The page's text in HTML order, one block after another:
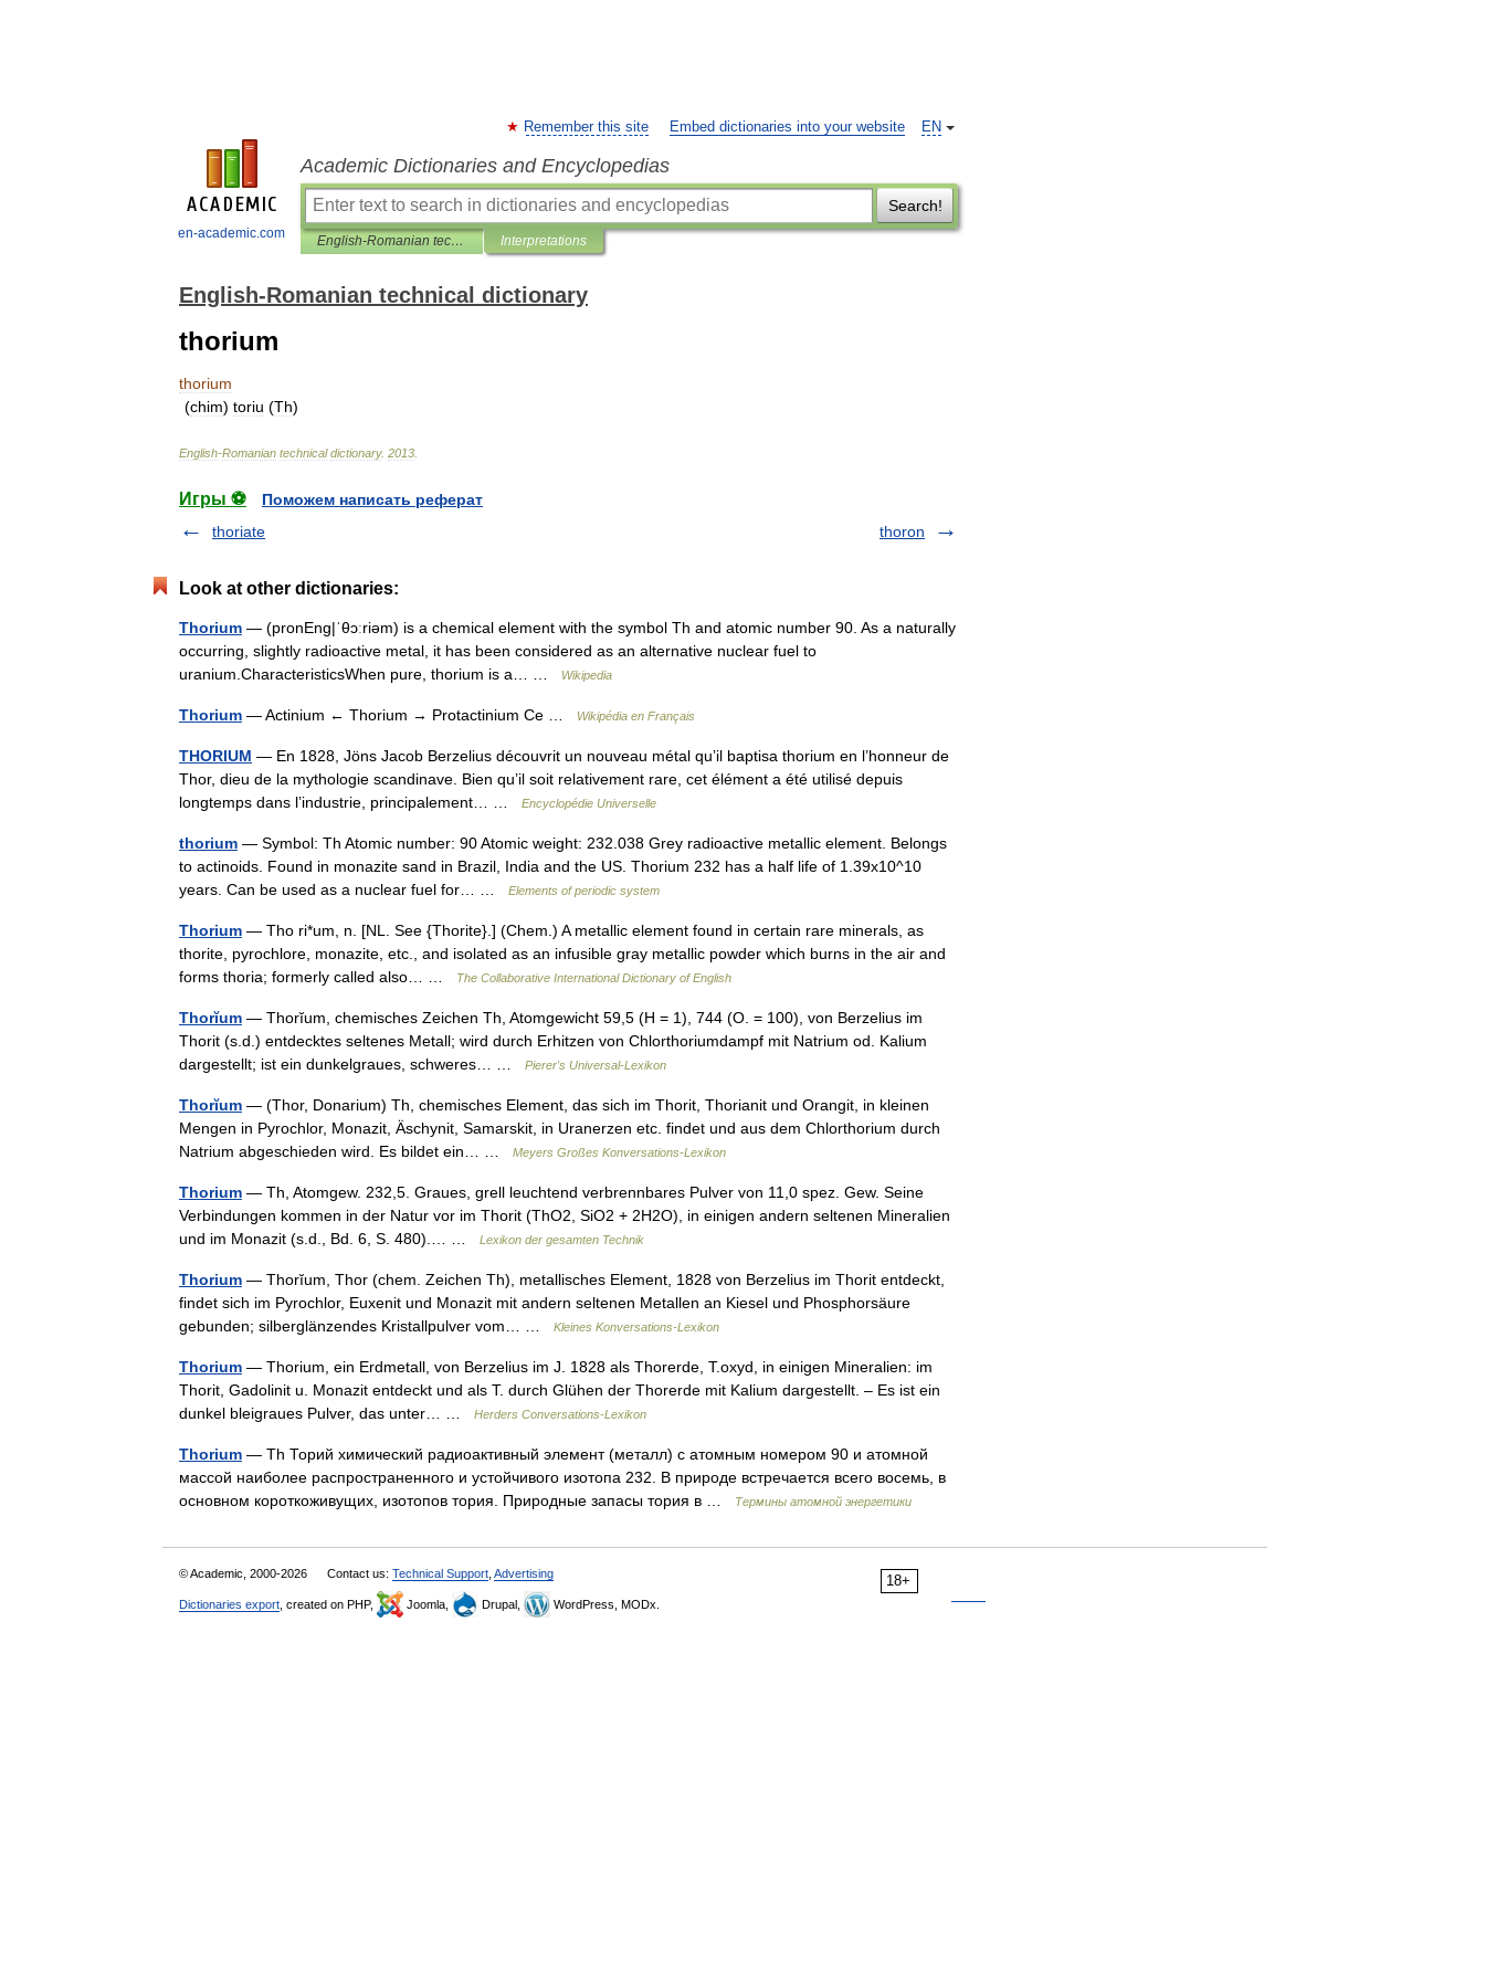
en-academic.com
EN
Remember this site Embed dictionaries into your website
Academic Dictionaries and Encyclopedias
Search!
English-Romanian technical dictionary Interpretations
English-Romanian technical dictionary
thorium
thorium
(chim) toriu (Th)
English-Romanian technical dictionary. 2013
Игры ⚽
Поможем написать реферат
thoriate
thoron
Look at other dictionaries:
Thorium — (pronEng|ˈθɔːriəm) is a chemical element with the symbol Th and atomic number 90. As a naturally
occurring, slightly radioactive metal, it has been considered as an alternative nuclear fuel to
uranium.CharacteristicsWhen pure, thorium is a… …
Wikipedia
Thorium — Actinium ← Thorium → Protactinium Ce … Wikipédia en Français
THORIUM — En 1828, Jöns Jacob Berzelius découvrit un nouveau métal qu’il baptisa thorium en l’honneur de
Thor, dieu de la mythologie scandinave. Bien qu’il soit relativement rare, cet élément a été utilisé depuis
longtemps dans l’industrie, principalement… …
Encyclopédie Universelle
thorium — Symbol: Th Atomic number: 90 Atomic weight: 232.038 Grey radioactive metallic element. Belongs
to actinoids. Found in monazite sand in Brazil, India and the US. Thorium 232 has a half life of 1.39x10^10
years. Can be used as a nuclear fuel for… …
Elements of periodic system
Thorium — Tho ri*um, n. [NL. See {Thorite}.] (Chem.) A metallic element found in certain rare minerals, as
thorite, pyrochlore, monazite, etc., and isolated as an infusible gray metallic powder which burns in the air and
forms thoria; formerly called also… …
The Collaborative International Dictionary of English
Thorĭum — Thorĭum, chemisches Zeichen Th, Atomgewicht 59,5 (H = 1), 744 (O. = 100), von Berzelius im
Thorit (s.d.) entdecktes seltenes Metall; wird durch Erhitzen von Chlorthoriumdampf mit Natrium od. Kalium
dargestellt; ist ein dunkelgraues, schweres… …
Pierer's Universal-Lexikon
Thorĭum — (Thor, Donarium) Th, chemisches Element, das sich im Thorit, Thorianit und Orangit, in kleinen
Mengen in Pyrochlor, Monazit, Äschynit, Samarskit, in Uranerzen etc. findet und aus dem Chlorthorium durch
Natrium abgeschieden wird. Es bildet ein… …
Meyers Großes Konversations-Lexikon
Thorium — Th, Atomgew. 232,5. Graues, grell leuchtend verbrennbares Pulver von 11,0 spez. Gew. Seine
Verbindungen kommen in der Natur vor im Thorit (ThO2, SiO2 + 2H2O), in einigen andern seltenen Mineralien
und im Monazit (s.d., Bd. 6, S. 480).… …
Lexikon der gesamten Technik
Thorium — Thorĭum, Thor (chem. Zeichen Th), metallisches Element, 1828 von Berzelius im Thorit entdeckt,
findet sich im Pyrochlor, Euxenit und Monazit mit andern seltenen Metallen an Kiesel und Phosphorsäure
gebunden; silberglänzendes Kristallpulver vom… …
Kleines Konversations-Lexikon
Thorium — Thorium, ein Erdmetall, von Berzelius im J. 1828 als Thorerde, T.oxyd, in einigen Mineralien: im
Thorit, Gadolinit u. Monazit entdeckt und als T. durch Glühen der Thorerde mit Kalium dargestellt. – Es ist ein
dunkel bleigraues Pulver, das unter… …
Herders Conversations-Lexikon
Thorium — Тh Торий химический радиоактивный элемент (металл) с атомным номером 90 и атомной
массой наиболее распространенного и устойчивого изотопа 232. В природе встречается всего восемь, в
основном короткоживущих, изотопов тория. Природные запасы тория в …
Термины атомной энергетики
18+
© Academic, 2000-2026 Contact us: Technical Support Advertising
Dictionaries export , created on PHP, Joomla, Drupal, WordPress, MODx.